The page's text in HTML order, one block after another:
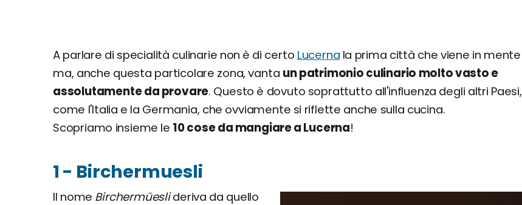
A parlare di specialità culinarie non è di certo Lucerna la prima città che viene in mente
ma, anche questa particolare zona, vanta un patrimonio culinario molto vasto e
assolutamente da provare. Questo è dovuto soprattutto all'influenza degli altri Paesi,
come l'Italia e la Germania, che ovviamente si riflette anche sulla cucina.
Scopriamo insieme le 10 cose da mangiare a Lucerna!
1 - Birchermuesli
Il nome Birchermüeslideriva da quello